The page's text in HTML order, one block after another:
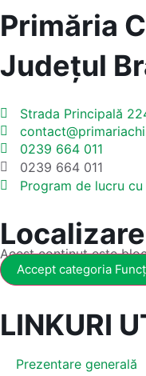
Primăria
Județul
Strada Principală
0239 664 011
0239 664 011
Program de lucru
Localizare
Acest conținut este
Accept categoria
LINKURI
Prezentare generală